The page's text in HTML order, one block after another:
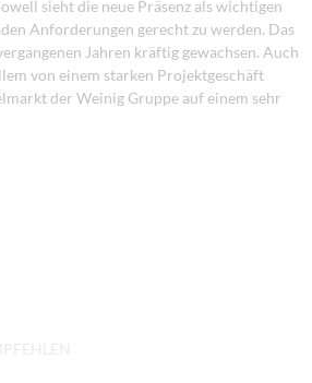
sieht die neue Präsenz als wichtigen
Anforderungen gerecht zu werden. Das
Jahren kräftig gewachsen. Auch
von einem starken Projektgeschäft
der Weinig Gruppe auf einem sehr